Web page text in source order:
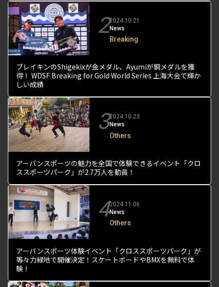
22024.10.21
News
Breaking
ブレイキンのShigekixが金メダル、Ayumiが銅メダルを獲
得！ WDSF Breaking for Gold World Series 上海大会で輝か
しい成績
32024.10.23
News
Others
アーバンスポーツの魅力を全国で体験できるイベント「クロ
ススポーツパーク」が2.7万人を動員！
42024.11.06
News
Others
アーバンスポーツ体験イベント「クロススポーツパーク」が
等々力緑地で開催決定！スケートボードやBMXを無料で体
験！